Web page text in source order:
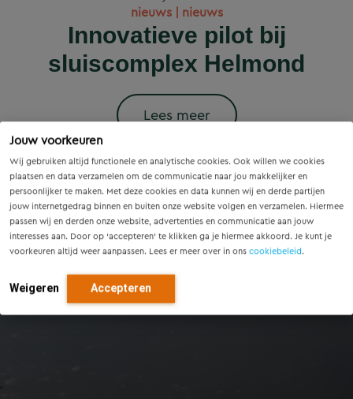
Jouw voorkeuren
Wij gebruiken altijd functionele en analytische cookies. Ook willen we cookies
plaatsen en data verzamelen om de communicatie naar jou makkelijker en
persoonlijker te maken. Met deze cookies en data kunnen wij en derde partijen
jouw internetgedrag binnen en buiten onze website volgen en verzamelen. Hiermee
passen wij en derden onze website, advertenties en communicatie aan jouw
interesses aan. Door op ‘accepteren’ te klikken ga je hiermee akkoord. Je kunt je
voorkeuren altijd weer aanpassen. Lees er meer over in ons cookiebeleid.
Weigeren Accepteren
woningbouwprojecten
krijgen straks
voorrang op het
stroomnet?
Lees meer
nieuws | nieuws
Innovatieve pilot bij
sluiscomplex Helmond
Lees meer
Slim onderzoek
voorkomt onnodige
vervanging van
Eindhovense tunnel
Voorzieningenscan
Drenthe: inzicht voor
vandaag, richting voor
morgen
Wet versterking regie
volkshuisvesting in
werking: wat betekent
dit voor gemeenten?